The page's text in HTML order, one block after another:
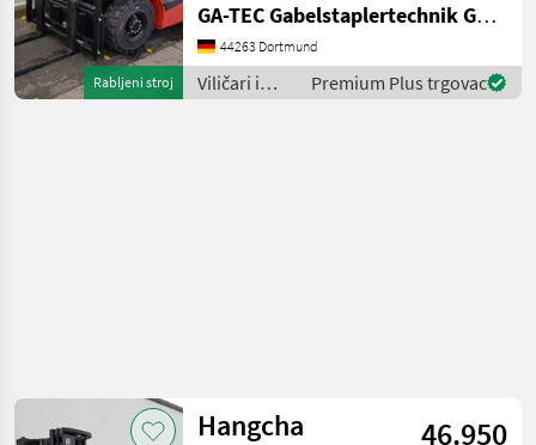
Rabljeni stroj
1000 Betriebsstunden.
Ausstattung : ------------- -
Schutzdach - 3. Ventil -
Frontschei
GA-TEC Gabelstaplertechnik GmbH
44263 Dortmund
Viličari i
skladišna
Premium Plus trgovac
Hangcha
46.950